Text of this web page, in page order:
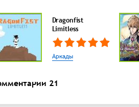
Dragonfist
Limitless
Аркады
21